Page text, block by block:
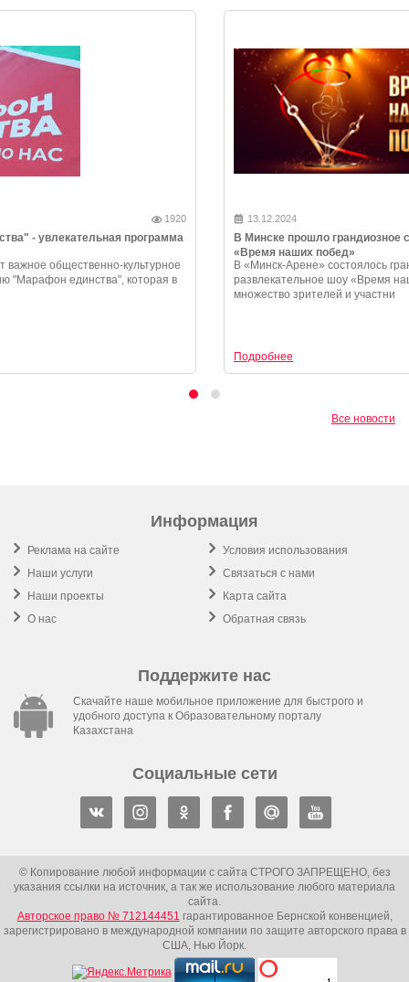
"Марафон единства" - увлекательная программа
10 по 11 января принимает важное общественно-культурное
— республиканскую акцию "Марафон единства", которая в
В
В
Все новости
Информация
Реклама на сайте
Наши услуги
Наши проекты
О нас
Условия использования
Связаться с нами
Карта сайта
Обратная связь
Поддержите нас
Скачайте наше мобильное приложение для быстрого и
удобного доступа к Образовательному порталу
Казахстана
Социальные сети
© Копирование любой информации с сайта СТРОГО ЗАПРЕЩЕНО, без
указания ссылки на источник, а так же использование любого материала
сайта.
Авторское право № 712144451 гарантированное Бернской конвенцией,
зарегистрировано в международной компании по защите авторского права в
США, Нью Йорк.